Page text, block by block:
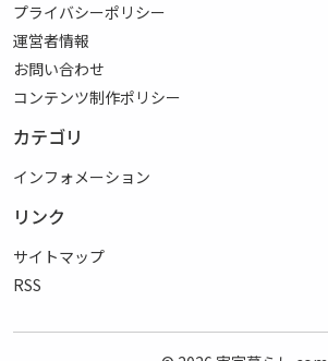
プライバシーポリシー
運営者情報
お問い合わせ
コンテンツ制作ポリシー
カテゴリ
インフォメーション
リンク
サイトマップ
RSS